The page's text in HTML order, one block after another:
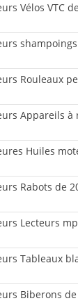
Vélos VTC
Rouleaux
Appareils à
Huiles
Rabots de
Lecteurs
Tableaux
Biberons